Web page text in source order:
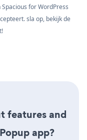
for WordPress
sla op, bekijk de
features and
app?